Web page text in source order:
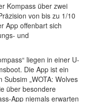
Kompass über zwei
von bis zu 1/10
App offenbart sich
und
liegen in einer U-
Die App ist ein
„WOTA: Wolves
über besondere
App niemals erwarten